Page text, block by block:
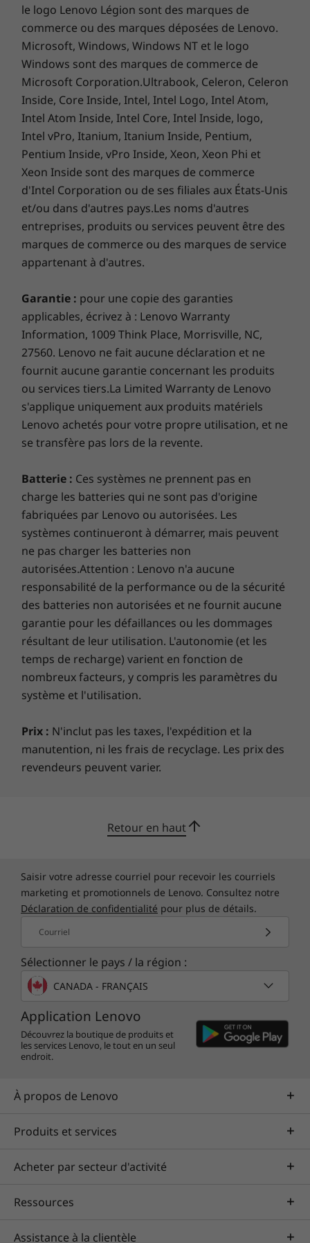
Conçu pour durer
Nous utilisons les normes MIL-STD 810H du
ministère de la Défense des États-Unis pour
nous assurer que chaque ThinkPad est fiable
de 200 contrôles de qualitépour nous assurer
qu’ils fonctionnent dans des conditions
extrêmes. Ces tests couvrent des variables
difficiles telles que la nature sauvage de
l'Arctique et les tempêtes de poussière du
désert, y compris la température, la pression,
l'humidité, les vibrations et plus encore.
Les spécifications peuvent varier selon la région ou le modèle.
À partir de 1,19 kg / 2,6 lb
Dimensions (H x L x P)
À partir de 18,10 mm x 305,8 mm x 217,56 mm x
/ 0,71 po x 12,04 po x 8,56 po
Clavier
Résistant aux déversements
TrackPointTrack
TrackPad : 115 mm/4,52 poEn
option : rétroéclairé avec éclairage DEL blanc
Ports/Fentes
2 x USB-A 3.2 Gen 1
2 x USB-C Thunderbolt™ 4
HDMI 2.0b
En option : SIM
En option : lecteur de carte à puce
Les vitesses de transfert du port USB sont approximatives et
dépendent de nombreux facteurs, tels que la capacité de
traitement des appareils hôtes/périphériques, les attributs
des fichiers, la configuration du système et les
environnements d’exploitation; les vitesses réelles varient et
Couleur
Noir
Durabilité
97 % de contenu post-consommation en plastique
recyclé utilisé dans le boîtier du haut-parleur
25 % de plastique recyclé PCC utilisé dans le boîtier de
la batterie de 57,4 Wh
30 % de plastique recyclé PCC utilisé dans le boîtier de
la batterie de 41 Wh
95 % de plastique recyclé PCC utilisé dans l'adaptateur
de 65 WSoudure basse température
90 % d'emballage recyclé et/ou durable*
ENERGY STAR®8.0
EPEAT®Gold (États-Unis, Canada, Allemagne)
Certifié TCO 9
pourcentage total minimal de 90 % en poids de toute
et/ou matériau forestier durable.
Ce qui est dans la boîteCe qui est dans la boîte
ThinkPad X13 Gen 3 (13 po Intel)
Adaptateur CA 65 W
Batterie interne
Guide de démarrage rapide
Plus d'informations
Liste complète des spécifications pour les numéros de
*Toutes les spécifications ne sont pas disponibles sur
Les spécifications peuvent varier selon la région/le modèle et la
le logo Lenovo Légion sont des marques de
commerce ou des marques déposées de Lenovo.
Microsoft, Windows, Windows NT et le logo
Windows sont des marques de commerce de
Microsoft Corporation.Ultrabook, Celeron, Celeron
Inside, Core Inside, Intel, Intel Logo, Intel Atom,
Intel Atom Inside, Intel Core, Intel Inside, logo,
Intel vPro, Itanium, Itanium Inside, Pentium,
Pentium Inside, vPro Inside, Xeon, Xeon Phi et
Xeon Inside sont des marques de commerce
d'Intel Corporation ou de ses filiales aux États-Unis
et/ou dans d'autres pays.Les noms d'autres
entreprises, produits ou services peuvent être des
marques de commerce ou des marques de service
appartenant à d'autres.
Garantie : pour une copie des garanties
applicables, écrivez à : Lenovo Warranty
Information, 1009 Think Place, Morrisville, NC,
27560. Lenovo ne fait aucune déclaration et ne
fournit aucune garantie concernant les produits
ou services tiers.La Limited Warranty de Lenovo
s'applique uniquement aux produits matériels
Lenovo achetés pour votre propre utilisation, et ne
se transfère pas lors de la revente.
Batterie : Ces systèmes ne prennent pas en
charge les batteries qui ne sont pas d'origine
fabriquées par Lenovo ou autorisées. Les
systèmes continueront à démarrer, mais peuvent
ne pas charger les batteries non
autorisées.Attention : Lenovo n'a aucune
responsabilité de la performance ou de la sécurité
des batteries non autorisées et ne fournit aucune
garantie pour les défaillances ou les dommages
résultant de leur utilisation. L'autonomie (et les
temps de recharge) varient en fonction de
nombreux facteurs, y compris les paramètres du
système et l'utilisation.
Prix : N'inclut pas les taxes, l'expédition et la
manutention, ni les frais de recyclage. Les prix des
revendeurs peuvent varier.
Retour en haut
Saisir votre adresse courriel pour recevoir les courriels
marketing et promotionnels de Lenovo. Consultez notre
Déclaration de confidentialité pour plus de détails.
Courriel
Sélectionner le pays / la région :
CANADA - FRANÇAIS
Application Lenovo
Découvrez la boutique de produits et
les services Lenovo, le tout en un seul
endroit.
À propos de Lenovo
Produits et services
Acheter par secteur d'activité
Ressources
Assistance à la clientèle